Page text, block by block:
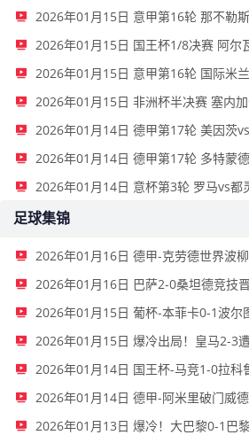
2026年01月15日 意甲第16轮 那不勒
2026年01月15日 意甲第16轮 国际米
2026年01月15日 非洲杯半决赛 塞内
2026年01月14日 德甲第17轮 美因茨
2026年01月14日 德甲第17轮 多特蒙
2026年01月14日 意杯第3轮 罗马vs都
足球集锦